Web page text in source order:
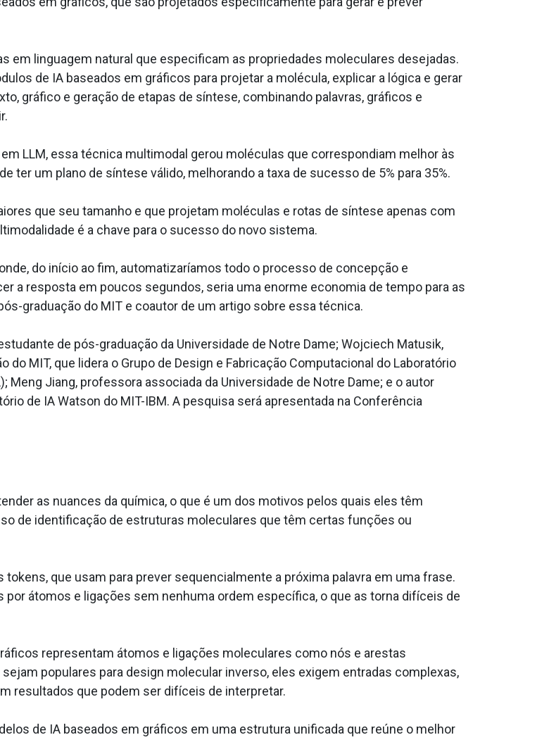
em linguagem natural que especificam as propriedades moleculares desejadas.
de IA baseados em gráficos para projetar a molécula, explicar a lógica e gerar
gráfico e geração de etapas de síntese, combinando palavras, gráficos e
LLM, essa técnica multimodal gerou moléculas que correspondiam melhor às
ter um plano de síntese válido, melhorando a taxa de sucesso de 5% para 35%.
que seu tamanho e que projetam moléculas e rotas de síntese apenas com
é a chave para o sucesso do novo sistema.
do início ao fim, automatizaríamos todo o processo de concepção e
a resposta em poucos segundos, seria uma enorme economia de tempo para as
graduação do MIT e coautor de um artigo sobre essa técnica.
de pós-graduação da Universidade de Notre Dame; Wojciech Matusik,
MIT, que lidera o Grupo de Design e Fabricação Computacional do Laboratório
Meng Jiang, professora associada da Universidade de Notre Dame; e o autor
de IA Watson do MIT-IBM. A pesquisa será apresentada na Conferência
as nuances da química, o que é um dos motivos pelos quais eles têm
de identificação de estruturas moleculares que têm certas funções ou
que usam para prever sequencialmente a próxima palavra em uma frase.
átomos e ligações sem nenhuma ordem específica, o que as torna difíceis de
representam átomos e ligações moleculares como nós e arestas
populares para design molecular inverso, eles exigem entradas complexas,
resultados que podem ser difíceis de interpretar.
de IA baseados em gráficos em uma estrutura unificada que reúne o melhor